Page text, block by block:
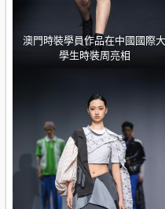
澳門時裝學員作品在中國國際大
學生時裝周亮相